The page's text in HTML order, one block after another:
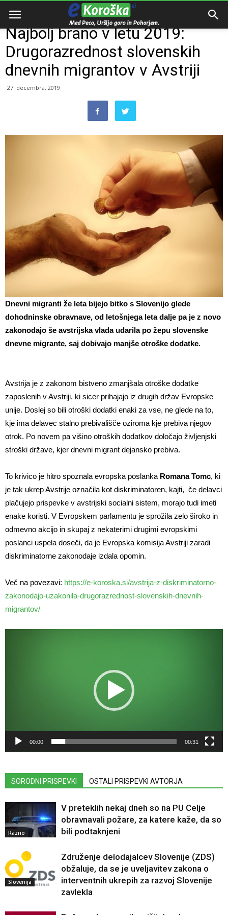
Domov Zanimivosti
Najbolj brano v letu 2019:
Drugorazrednost slovenskih
dnevnih migrantov v Avstriji
27. decembra, 2019
Dnevni migranti že leta bijejo bitko s Slovenijo glede
dohodninske obravnave, od letošnjega leta dalje pa je z novo
zakonodajo še avstrijska vlada udarila po žepu slovenske
dnevne migrante, saj dobivajo manjše otroške dodatke.
Avstrija je z zakonom bistveno zmanjšala otroške dodatke
zaposlenih v Avstriji, ki sicer prihajajo iz drugih držav Evropske
unije. Doslej so bili otroški dodatki enaki za vse, ne glede na to,
kje ima delavec stalno prebivališče oziroma kje prebiva njegov
otrok. Po novem pa višino otroških dodatkov določajo življenjski
stroški države, kjer dnevni migrant dejansko prebiva.
To krivico je hitro spoznala evropska poslanka Romana Tomc, ki
je tak ukrep Avstrije označila kot diskriminatoren, kajti, če delavci
plačujejo prispevke v avstrijski socialni sistem, morajo tudi imeti
enake koristi. V Evropskem parlamentu je sprožila zelo široko in
odmevno akcijo in skupaj z nekaterimi drugimi evropskimi
poslanci uspela doseči, da je Evropska komisija Avstriji zaradi
diskriminatorne zakonodaje izdala opomin.
Več na povezavi: https://e-koroska.si/avstrija-z-diskriminatorno-
zakonodajo-uzakonila-drugorazrednost-slovenskih-dnevnih-
migrantov/
00:00 00:31
SORODNI PRISPEVKI OSTALI PRISPEVKI AVTORJA
Razno
V preteklih nekaj dneh so na PU Celje
obravnavali požare, za katere kaže, da so
bili podtaknjeni
Slovenija
Združenje delodajalcev Slovenije (ZDS)
obžaluje, da se je uveljavitev zakona o
interventnih ukrepih za razvoj Slovenije
zavlekla